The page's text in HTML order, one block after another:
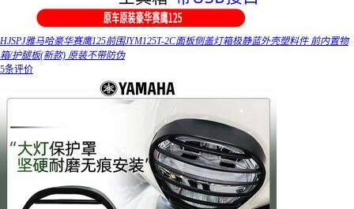
HJSPJ雅马哈豪华赛鹰125前围JYM125T-2C面板侧盖灯箱极静蓝外壳塑料件 前内置物
箱/护腿板(新款) 原装不带防伪
5条评价